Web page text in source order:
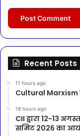
Recent Posts
11 hours ago
Cultural Marxism
18 hours ago
CII द्वारा 12-13
समिट 2026 का